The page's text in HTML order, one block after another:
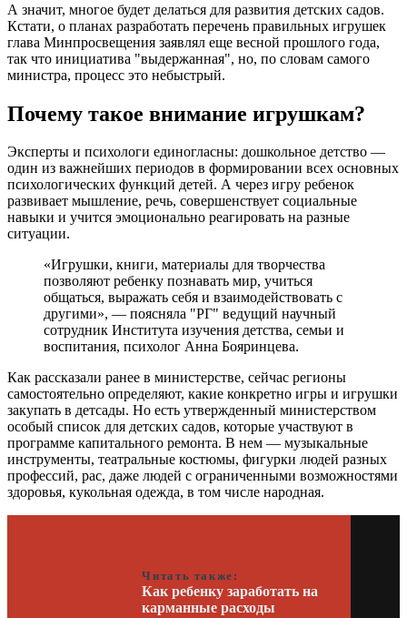
А значит, многое будет делаться для развития детских садов.
Кстати, о планах разработать перечень правильных игрушек
глава Минпросвещения заявлял еще весной прошлого года,
так что инициатива "выдержанная", но, по словам самого
министра, процесс это небыстрый.
Почему такое внимание игрушкам?
Эксперты и психологи единогласны: дошкольное детство —
один из важнейших периодов в формировании всех основных
психологических функций детей. А через игру ребенок
развивает мышление, речь, совершенствует социальные
навыки и учится эмоционально реагировать на разные
ситуации.
«Игрушки, книги, материалы для творчества
позволяют ребенку познавать мир, учиться
общаться, выражать себя и взаимодействовать с
другими», — поясняла "РГ" ведущий научный
сотрудник Института изучения детства, семьи и
воспитания, психолог Анна Бояринцева.
Как рассказали ранее в министерстве, сейчас регионы
самостоятельно определяют, какие конкретно игры и игрушки
закупать в детсады. Но есть утвержденный министерством
особый список для детских садов, которые участвуют в
программе капитального ремонта. В нем — музыкальные
инструменты, театральные костюмы, фигурки людей разных
профессий, рас, даже людей с ограниченными возможностями
здоровья, кукольная одежда, в том числе народная.
Читать также:
Как ребенку заработать на
карманные расходы